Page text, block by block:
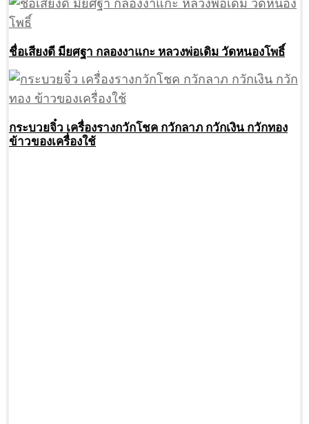
ชื่อเสียงดี มียศฐา กลองงาแกะ หลวงพ่อเดิม วัดหนองโพธิ์
กระบวยจิ๋ว เครื่องรางกวักโชค กวักลาภ กวักเงิน กวักทอง
ข้าวของเครื่องใช้